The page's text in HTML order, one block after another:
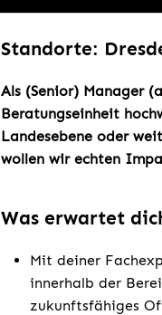
Standorte:
Als (Senior) Manager
Beratungseinheit
Landesebene oder
wollen wir echten
Was erwartet
Mit deiner
innerhalb der
zukunftsfähiges